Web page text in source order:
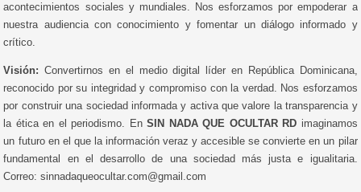
acontecimientos sociales y mundiales. Nos esforzamos por empoderar a
nuestra audiencia con conocimiento y fomentar un diálogo informado y
crítico.
Visión: Convertirnos en el medio digital líder en República Dominicana,
reconocido por su integridad y compromiso con la verdad. Nos esforzamos
por construir una sociedad informada y activa que valore la transparencia y
la ética en el periodismo. EnSIN NADA QUE OCULTAR RD imaginamos
un futuro en el que la información veraz y accesible se convierte en un pilar
fundamental en el desarrollo de una sociedad más justa e igualitaria.
Correo: sinnadaqueocultar.com@gmail.com